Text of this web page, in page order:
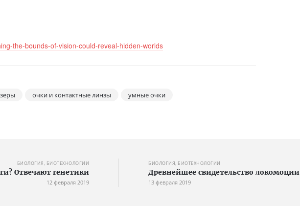
the-bounds-of-vision-could-reveal-hidden-worlds
очки и контактные линзы
умные очки
БИОЛОГИЯ, БИОТЕХНОЛОГИИ
Отвечают генетики
12 февраля 2019
БИОЛОГИЯ, БИОТЕХНОЛОГИИ
Древнейшее свидетельство локомоции
13 февраля 2019